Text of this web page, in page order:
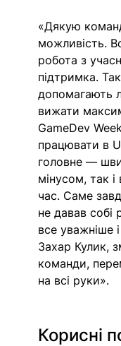
«Дякую
можливість.
робота з
підтримка.
допомагають
вижати
GameDev
працювати в
головне —
мінусом, так
час. Саме
не давав собі
все уважніше
Захар Кулик,
команди,
на всі руки».
Корисні